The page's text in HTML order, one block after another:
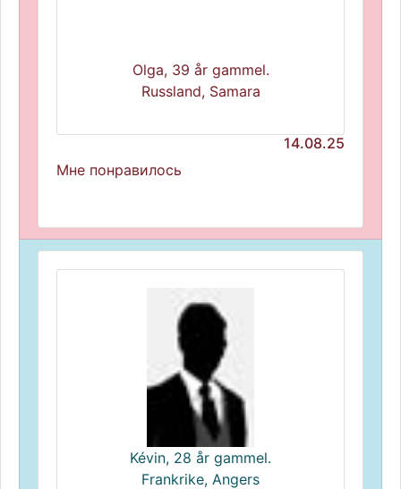
Olga, 39 år gammel.
Russland, Samara
14.08.25
Мне понравилось
Kévin, 28 år gammel.
Frankrike, Angers